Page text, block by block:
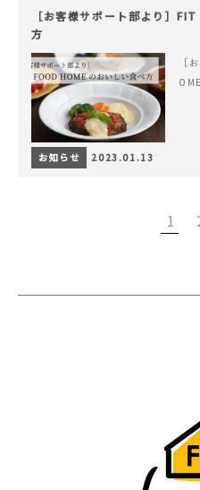
［お客様サポート部より］
方
［
お知らせ 2023.01.13
1